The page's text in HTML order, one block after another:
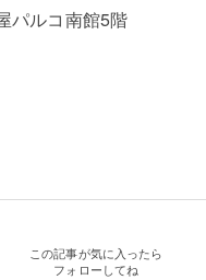
パルコ南館5階
この記事が気に入ったら
フォローしてね